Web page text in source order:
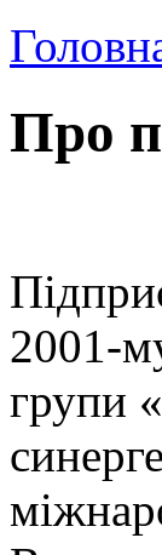
Про
2001-
групи